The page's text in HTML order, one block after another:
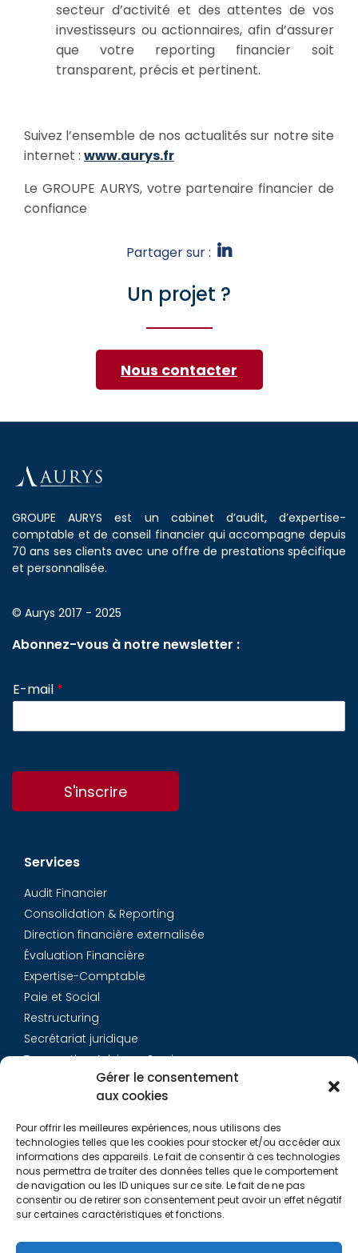
Gérer le consentement
aux cookies
Pour offrir les meilleures expériences, nous utilisons des
technologies telles que les cookies pour stocker et/ou accéder aux
informations des appareils. Le fait de consentir à ces technologies
nous permettra de traiter des données telles que le comportement
de navigation ou les ID uniques sur ce site. Le fait de ne pas
consentir ou de retirer son consentement peut avoir un effet négatif
sur certaines caractéristiques et fonctions.
secteur d’activité et des attentes de vos
investisseurs ou actionnaires, afin d’assurer
que votre reporting financier soit
transparent, précis et pertinent.
Suivez l’ensemble de nos actualités sur notre site
internet : www.aurys.fr
Le GROUPE AURYS, votre partenaire financier de
confiance
Partager sur :
Un projet ?
Nous contacter
GROUPE AURYS est un cabinet d’audit, d’expertise-
comptable et de conseil financier qui accompagne depuis
70 ans ses clients avec une offre de prestations spécifique
et personnalisée.
© Aurys 2017 - 2025
Abonnez-vous à notre newsletter :
E-mail *
S'inscrire
Services
Audit Financier
Consolidation & Reporting
Direction financière externalisée
Évaluation Financière
Expertise-Comptable
Paie et Social
Restructuring
Secrétariat juridique
Transaction Advisory Services
Équipe
Carrières
Contact
Liens utiles